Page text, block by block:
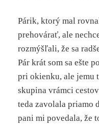
Párik, ktorý mal
prehovárať, ale
rozmýšľali, že sa
Pár krát som sa ešte
pri okienku, ale jemu
skupina vrámci
teda zavolala priamo
pani mi povedala, že